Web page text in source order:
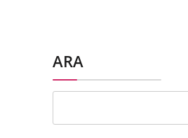
ARA